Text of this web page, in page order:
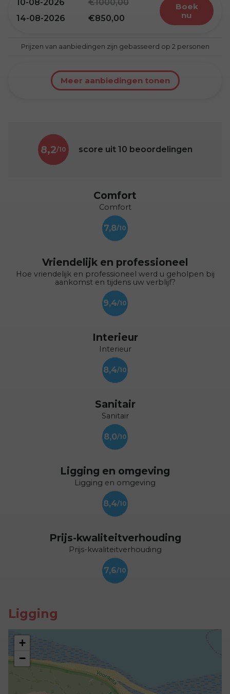
10-08-2026
14-08-2026
1000,00
850,00
boek
nu
Prijzen van aanbiedingen zijn gebasseerd op 2 personen
Meer aanbiedingen tonen
8,2 score uit 10 beoordelingen
Comfort
Comfort
7,8
Vriendelijk en professioneel
Hoe vriendelijk en professioneel werd u geholpen bij
aankomst en tijdens uw verblijf?
9,4
Interieur
Interieur
8,4
Sanitair
Sanitair
8,0
Ligging en omgeving
Ligging en omgeving
8,4
Prijs-kwaliteitverhouding
Prijs-kwaliteitverhouding
7,6
Ligging
+
−